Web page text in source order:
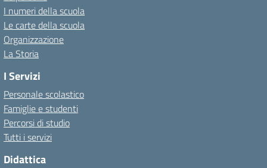
I numeri della scuola
Le carte della scuola
Organizzazione
La Storia
I Servizi
Personale scolastico
Famiglie e studenti
Percorsi di studio
Tutti i servizi
Didattica